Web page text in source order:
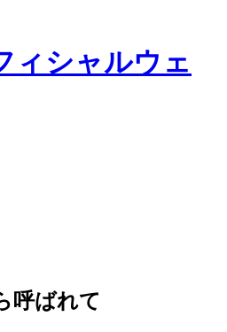
ィシャルウェ
呼ばれて